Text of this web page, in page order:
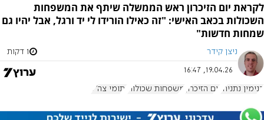
לקראת יום הזיכרון ראש הממשלה שיתף את המשפחות
השכולות בכאב האישי: "זה כאילו הורידו לי יד ורגל, אבל יהיו גם
שמחות חדשות"
ניצן קידר 1 דקות
19.04.26, 16:47
בנימין נתניהו יום הזיכרון משפחות שכולות יתומי צה"ל